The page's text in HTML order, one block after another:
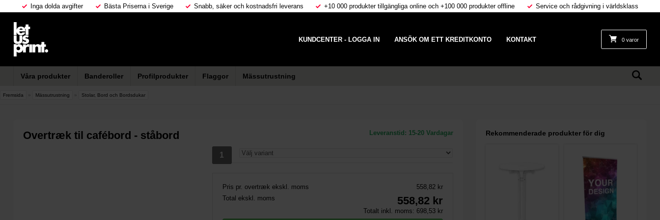
Inga dolda avgifter Bästa Priserna i Sverige Snabb, säker och kostnadsfri leverans +10 000 produkter tillgängliga online och +100 000 produkter offline Service och rådgivning i världsklass
0 varor
KUNDCENTER - LOGGA IN ANSÖK OM ETT KREDITKONTO KONTAKT
Våra produkter Banderoller Profilprodukter Flaggor Mässutrustning
Fremsida Mässutrustning Stolar, Bord och Bordsdukar
Leveranstid: 15-20 Vardagar
Overtræk til cafébord - ståbord
Pris pr. overtræk ekskl. moms
558,82 kr
Total ekskl. moms
558,82 kr
Totalt inkl. moms: 698,53kr
Rekommenderade produkter för dig